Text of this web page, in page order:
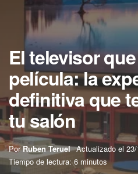
El televisor
película: la
definitiva que
tu salón
Por Ruben Teruel Actualizado el
Tiempo de lectura: 6 minutos